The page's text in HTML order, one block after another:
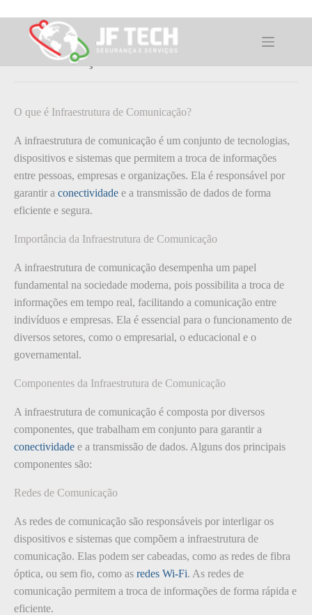
para
conteúdoO que é: Infraestrutura de
Comunicação
O que é Infraestrutura de Comunicação?
A infraestrutura de comunicação é um conjunto de tecnologias,
dispositivos e sistemas que permitem a troca de informações
entre pessoas, empresas e organizações. Ela é responsável por
garantir a conectividade e a transmissão de dados de forma
eficiente e segura.
Importância da Infraestrutura de Comunicação
A infraestrutura de comunicação desempenha um papel
fundamental na sociedade moderna, pois possibilita a troca de
informações em tempo real, facilitando a comunicação entre
indivíduos e empresas. Ela é essencial para o funcionamento de
diversos setores, como o empresarial, o educacional e o
governamental.
Componentes da Infraestrutura de Comunicação
A infraestrutura de comunicação é composta por diversos
componentes, que trabalham em conjunto para garantir a
conectividade e a transmissão de dados. Alguns dos principais
componentes são:
Redes de Comunicação
As redes de comunicação são responsáveis por interligar os
dispositivos e sistemas que compõem a infraestrutura de
comunicação. Elas podem ser cabeadas, como as redes de fibra
óptica, ou sem fio, como as redes Wi-Fi. As redes de
comunicação permitem a troca de informações de forma rápida e
eficiente.